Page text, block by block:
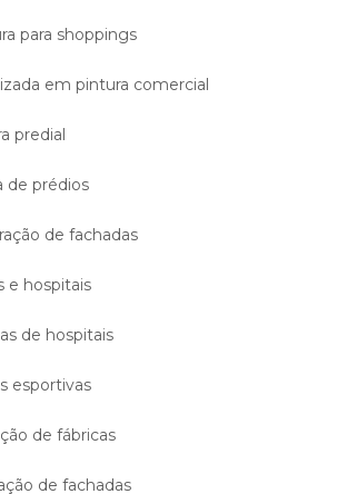
para shoppings
em pintura comercial
predial
de prédios
de fachadas
e hospitais
de hospitais
esportivas
de fábricas
de fachadas